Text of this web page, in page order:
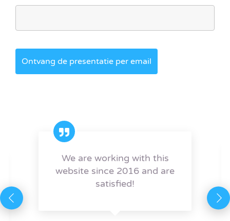
We are working with this
website since 2016 and are
satisfied!